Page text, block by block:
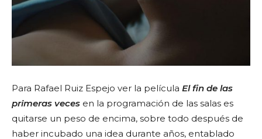
Para Rafael Ruiz Espejo ver la película El fin de las
primeras veces en la programación de las salas es
quitarse un peso de encima, sobre todo después de
haber incubado una idea durante años, entablado